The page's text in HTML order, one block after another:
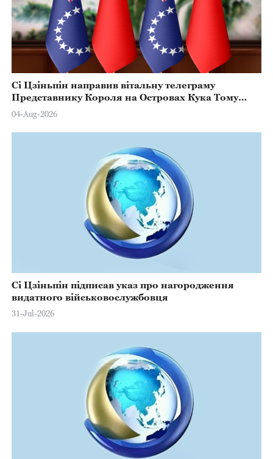
Сі Цзіньпін направив вітальну телеграму
Представнику Короля на Островах Кука Тому
Марстерсу з нагоди Дня Конституції
04-Aug-2026
Сі Цзіньпін підписав указ про нагородження
видатного військовослужбовця
31-Jul-2026